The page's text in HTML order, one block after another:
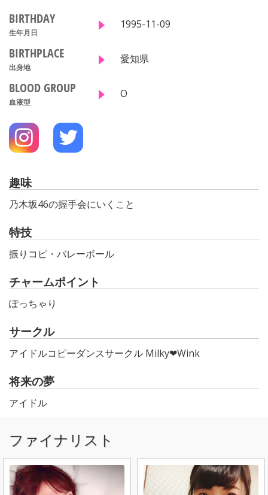
BIRTHDAY
生年月日
1995-11-09
BIRTHPLACE
出身地
愛知県
BLOOD GROUP
血液型
O
趣味
乃木坂46の握手会にいくこと
特技
振りコピ・バレーボール
チャームポイント
ぽっちゃり
サークル
アイドルコピーダンスサークル Milky❤︎Wink
将来の夢
アイドル
ファイナリスト